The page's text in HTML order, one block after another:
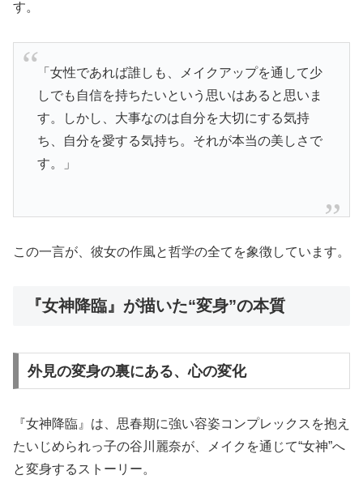
す。
「女性であれば誰しも、メイクアップを通して少
しでも自信を持ちたいという思いはあると思いま
す。しかし、大事なのは自分を大切にする気持
ち、自分を愛する気持ち。それが本当の美しさで
す。」
この一言が、彼女の作風と哲学の全てを象徴しています。
『女神降臨』が描いた“変身”の本質
外見の変身の裏にある、心の変化
『女神降臨』は、思春期に強い容姿コンプレックスを抱え
たいじめられっ子の谷川麗奈が、メイクを通じて“女神”へ
と変身するストーリー。